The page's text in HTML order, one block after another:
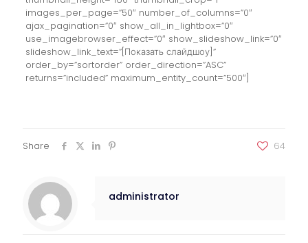
images_per_page=”50″ number_of_columns=”0″
ajax_pagination=”0″ show_all_in_lightbox=”0″
use_imagebrowser_effect=”0″ show_slideshow_link=”0″
slideshow_link_text=”[Показать слайдшоу]”
order_by=”sortorder” order_direction=”ASC”
returns=”included” maximum_entity_count=”500″]
Share 64
administrator